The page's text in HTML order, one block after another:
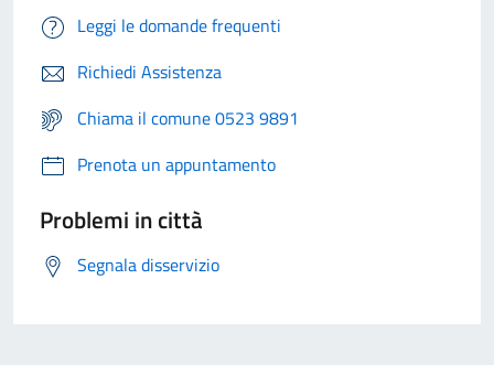
Leggi le domande frequenti
Richiedi Assistenza
Chiama il comune 0523 9891
Prenota un appuntamento
Problemi in città
Segnala disservizio